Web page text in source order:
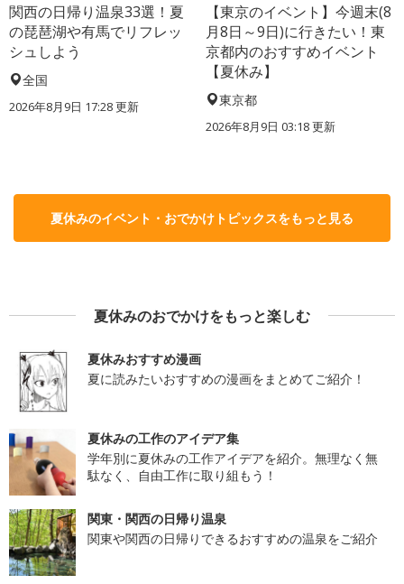
関西の日帰り温泉33選！夏
の琵琶湖や有馬でリフレッ
シュしよう
全国
2026年8月9日 17:28更新
【東京のイベント】今週末(8
月8日～9日)に行きたい！東
京都内のおすすめイベント
【夏休み】
東京都
2026年8月9日 03:18更新
夏休みのイベント・おでかけトピックスをもっと見る
夏休みのおでかけをもっと楽しむ
夏休みおすすめ漫画
夏に読みたいおすすめの漫画をまとめてご紹介！
夏休みの工作のアイデア集
学年別に夏休みの工作アイデアを紹介。無理なく無
駄なく、自由工作に取り組もう！
関東・関西の日帰り温泉
関東や関西の日帰りできるおすすめの温泉をご紹介